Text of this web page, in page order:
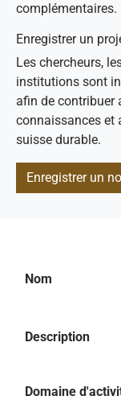
complémentaires.
Enregistrer un
Les chercheurs,
institutions sont
afin de contribuer
connaissances et
suisse durable.
Enregistrer un
Nom
Description
Domaine